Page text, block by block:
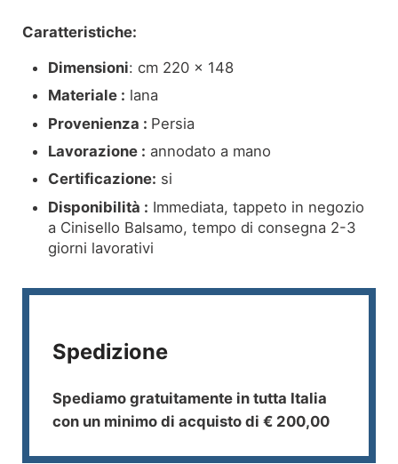
Caratteristiche:
Dimensioni: cm 220 x 148
Materiale : lana
Provenienza : Persia
Lavorazione : annodato a mano
Certificazione: si
Disponibilità : Immediata, tappeto in negozio
a Cinisello Balsamo, tempo di consegna 2-3
giorni lavorativi
Spedizione
Spediamo gratuitamente in tutta Italia
con un minimo di acquisto di € 200,00